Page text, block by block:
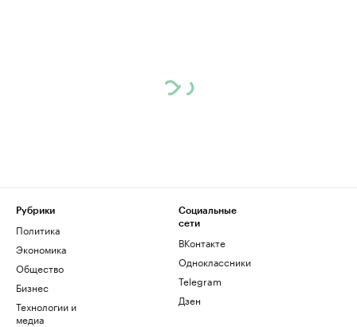
Рубрики
Политика
Экономика
Общество
Бизнес
Технологии и
медиа
Социальные
сети
ВКонтакте
Одноклассники
Telegram
Дзен